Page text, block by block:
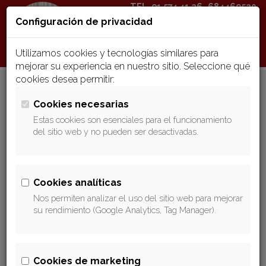
TEL.91 574 41 26 684469520
Toggle
Indice de Referencia de
Préstamos Hipotecarios
DESCRIPCIÓN DEL IRPH
Configuración de privacidad
Utilizamos cookies y tecnologías similares para
mejorar su experiencia en nuestro sitio. Seleccione qué
cookies desea permitir:
Cookies necesarias
Estas cookies son esenciales para el funcionamiento
del sitio web y no pueden ser desactivadas.
Cookies analíticas
Nos permiten analizar el uso del sitio web para mejorar
su rendimiento (Google Analytics, Tag Manager).
Cookies de marketing